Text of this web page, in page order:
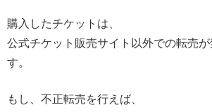
購入したチケットは、
公式チケット販売サイト以外での転売が
す。
もし、不正転売を行えば、